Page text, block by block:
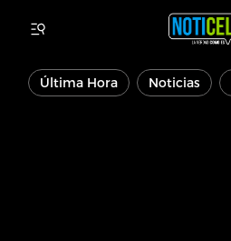
Última Hora Noticias